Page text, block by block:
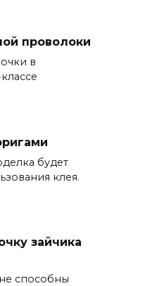
проволоки
в
будет
клея.
зайчика
способны